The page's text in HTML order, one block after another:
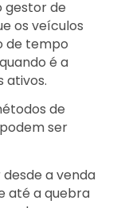
gestor de
os veículos
de tempo
é a
ativos.
de
ser
a venda
até a quebra